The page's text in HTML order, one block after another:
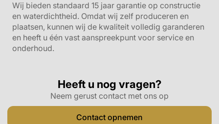
Wij bieden standaard 15 jaar garantie op constructie
en waterdichtheid. Omdat wij zelf produceren en
plaatsen, kunnen wij de kwaliteit volledig garanderen
en heeft u één vast aanspreekpunt voor service en
onderhoud.
Heeft u nog vragen?
Neem gerust contact met ons op
Contact opnemen